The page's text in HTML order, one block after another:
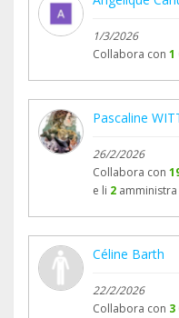
1/3/2026
Collabora con 1
Pascaline
26/2/2026
Collabora con
e li 2 amministra
Céline Barth
22/2/2026
Collabora con 3